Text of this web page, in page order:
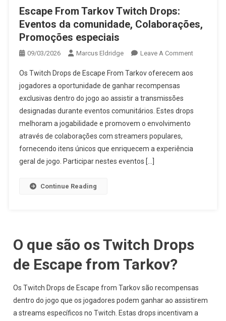
Escape From Tarkov Twitch Drops:
Eventos da comunidade, Colaborações,
Promoções especiais
09/03/2026 Marcus Eldridge Leave A CommentOn
From
Drops:
Os Twitch Drops de Escape From Tarkov oferecem aos
jogadores a oportunidade de ganhar recompensas
exclusivas dentro do jogo ao assistir a transmissões
designadas durante eventos comunitários. Estes drops
melhoram a jogabilidade e promovem o envolvimento
através de colaborações com streamers populares,
fornecendo itens únicos que enriquecem a experiência
geral de jogo. Participar nestes eventos […]
Continue Reading
O que são os Twitch Drops
de Escape from Tarkov?
Os Twitch Drops de Escape from Tarkov são recompensas
dentro do jogo que os jogadores podem ganhar ao assistirem
a streams específicos no Twitch. Estas drops incentivam a